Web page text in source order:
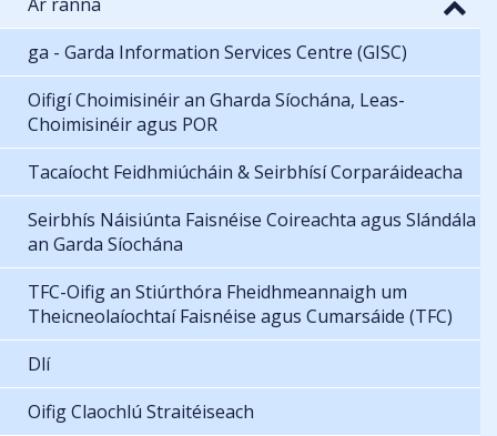
ga - Garda Information Services Centre (GISC)
Oifigí Choimisinéir an Gharda Síochána, Leas-
Choimisinéir agus POR
Tacaíocht Feidhmiúcháin & Seirbhísí Corparáideacha
Seirbhís Náisiúnta Faisnéise Coireachta agus Slándála
an Garda Síochána
TFC-Oifig an Stiúrthóra Fheidhmeannaigh um
Theicneolaíochtaí Faisnéise agus Cumarsáide (TFC)
Dlí
Oifig Claochlú Straitéiseach